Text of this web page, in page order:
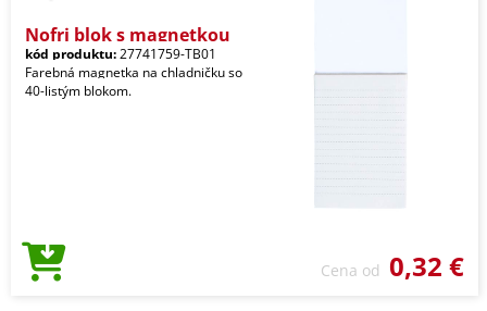
Nofri blok s magnetkou
kód produktu:27741759-TB01
Farebná magnetka na chladničku so
40-listým blokom.
Cena od 0,32 €